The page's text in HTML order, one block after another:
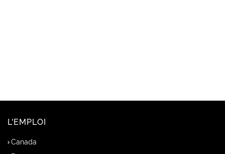
L'EMPLOI
Canada